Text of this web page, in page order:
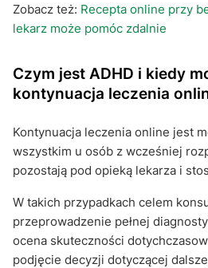
Zobacz też: Recepta online przy
lekarz może pomóc zdalnie
Czym jest ADHD i kiedy
kontynuacja leczenia
Kontynuacja leczenia online jest
wszystkim u osób z wcześniej
pozostają pod opieką lekarza i
W takich przypadkach celem
przeprowadzenie pełnej
ocena skuteczności
podjęcie decyzji dotyczącej